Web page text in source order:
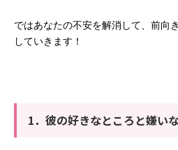
ではあなたの不安を解消して、前向
していきます！
1．彼の好きなところと嫌い